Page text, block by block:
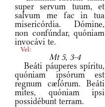
super servum tuum, et
salvum me fac in tua
misericórdia. Dómine,
non confúndar, quóniam
invocávi te.
Vel:
Mt 5, 3-4
Beáti páuperes spíritu,
quóniam ipsórum est
regnum cælórum. Beáti
mites, quóniam ipsi
possidébunt terram.